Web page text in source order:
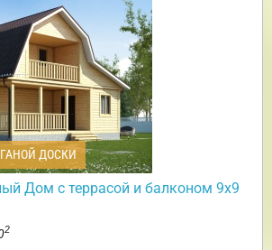
ДОСКИ
Дом с террасой и балконом 9х9
2